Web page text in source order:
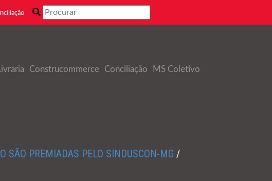
Construcommerce Conciliação MS Coletivo
SÃO PREMIADAS PELO SINDUSCON-MG /